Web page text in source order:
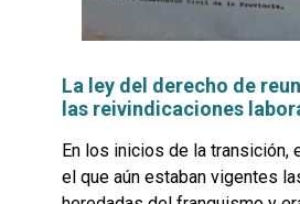
La ley del derecho de
las reivindicaciones
En los inicios de la transición,
el que aún estaban vigentes